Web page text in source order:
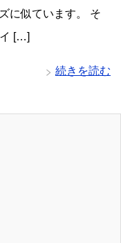
に似ています。 そ
[…]
続きを読む